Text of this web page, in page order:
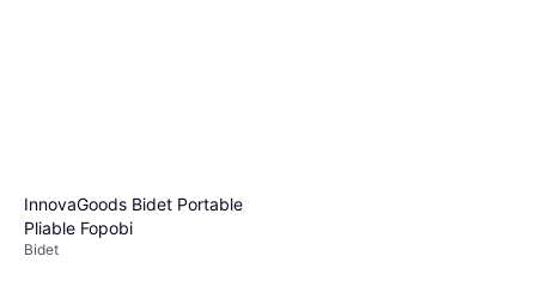
InnovaGoods Bidet Portable
Pliable Fopobi
Bidet